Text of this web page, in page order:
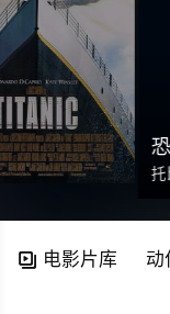
 电影片库 动